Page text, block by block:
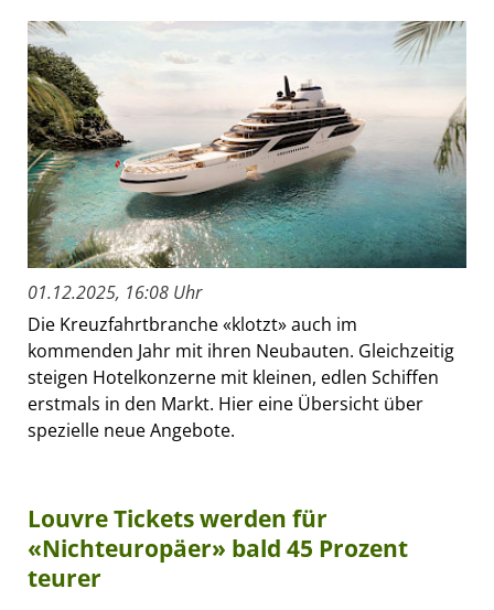
01.12.2025, 16:08 Uhr
Die Kreuzfahrtbranche «klotzt» auch im
kommenden Jahr mit ihren Neubauten. Gleichzeitig
steigen Hotelkonzerne mit kleinen, edlen Schiffen
erstmals in den Markt. Hier eine Übersicht über
spezielle neue Angebote.
Louvre Tickets werden für
«Nichteuropäer» bald 45 Prozent
teurer